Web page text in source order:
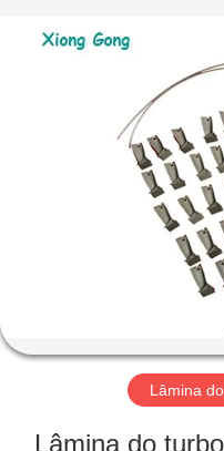
PRODUTOS
EXCURSÃO
FÁBRICA
Electrical
Lâmina
Lâmina do